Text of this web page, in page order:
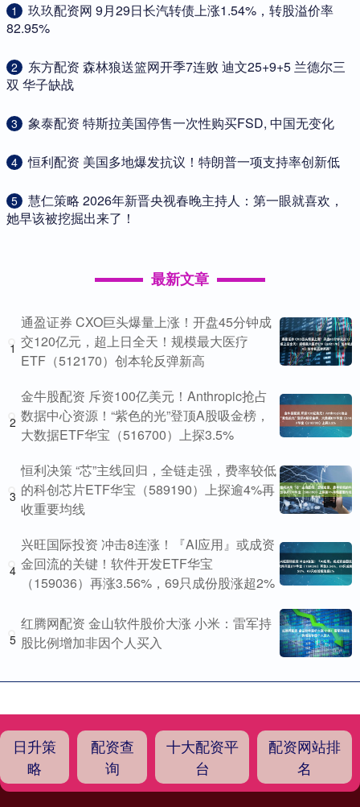
1
​玖玖配资网 9月29日长汽转债上涨1.54%，转股溢价率
82.95%
2
​东方配资 森林狼送篮网开季7连败 迪文25+9+5 兰德尔三
双 华子缺战
3 ​象泰配资 特斯拉美国停售一次性购买FSD, 中国无变化
4 ​恒利配资 美国多地爆发抗议！特朗普一项支持率创新低
5
​慧仁策略 2026年新晋央视春晚主持人：第一眼就喜欢，
她早该被挖掘出来了！
最新文章
1
通盈证券 CXO巨头爆量上涨！开盘45分钟成
交120亿元，超上日全天！规模最大医疗
ETF（512170）创本轮反弹新高
2
金牛股配资 斥资100亿美元！Anthropic抢占
数据中心资源！“紫色的光”登顶A股吸金榜，
大数据ETF华宝（516700）上探3.5%
3
恒利决策 “芯”主线回归，全链走强，费率较低
的科创芯片ETF华宝（589190）上探逾4%再
收重要均线
4
兴旺国际投资 冲击8连涨！『AI应用』或成资
金回流的关键！软件开发ETF华宝
（159036）再涨3.56%，69只成份股涨超2%
5
红腾网配资 金山软件股价大涨 小米：雷军持
股比例增加非因个人买入
日升策
略
配资查
询
十大配资平
台
配资网站排
名